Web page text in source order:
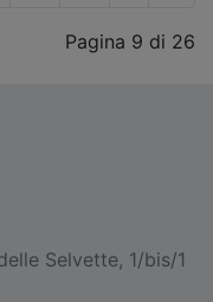
Pagina 9 di 26
Selvette, 1/bis/1